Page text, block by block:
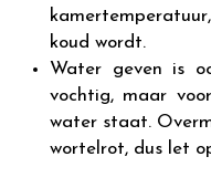
koud wordt.
Water geven is
vochtig, maar
water staat.
wortelrot, dus let